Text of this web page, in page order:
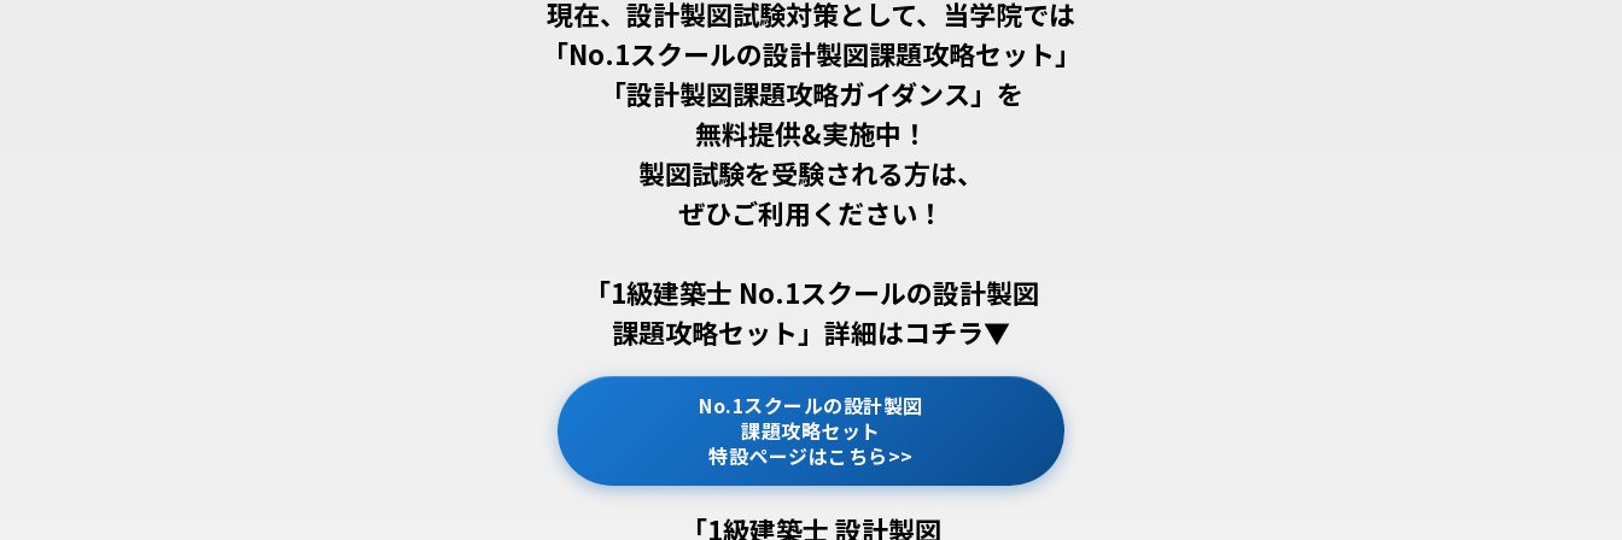
現在、設計製図試験対策として、当学院では
「No.1スクールの設計製図課題攻略セット」
「設計製図課題攻略ガイダンス」を
無料提供&実施中！
製図試験を受験される方は、
ぜひご利用ください！
「1級建築士 No.1スクールの設計製図
課題攻略セット」詳細はコチラ▼
No.1スクールの設計製図
課題攻略セット
特設ページはこちら>>
「1級建築士 設計製図